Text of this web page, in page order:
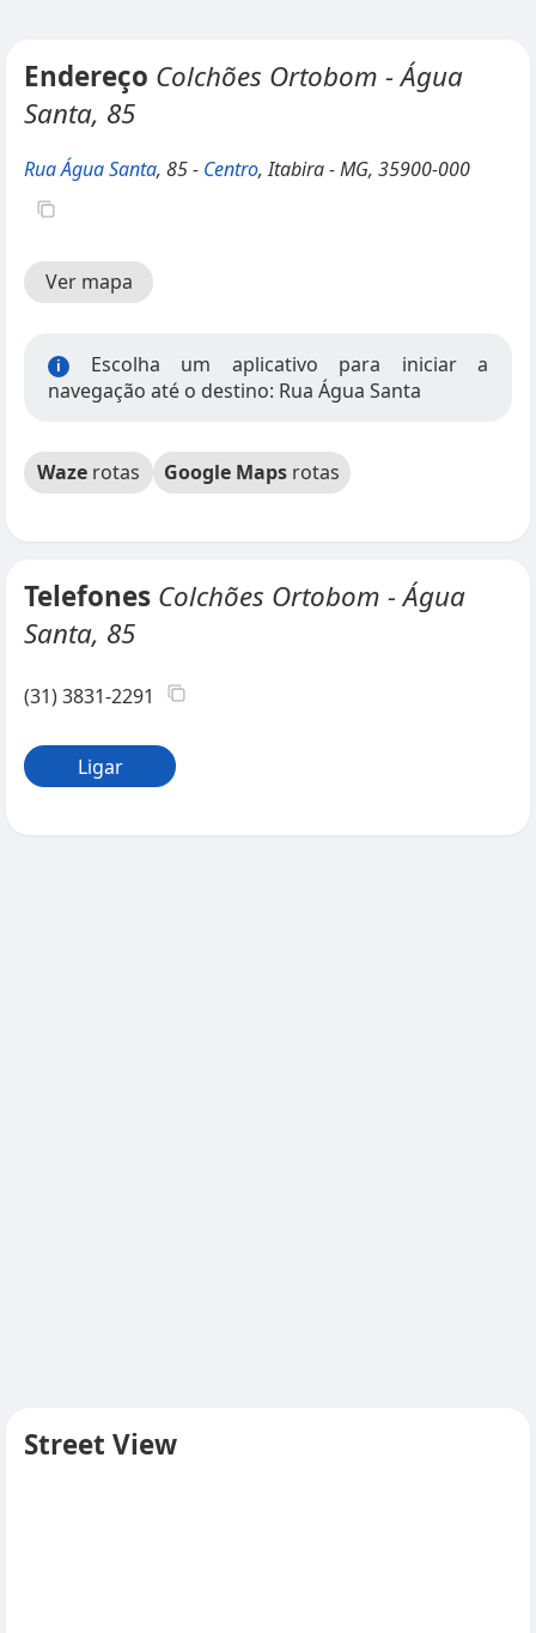
Endereço Colchões Ortobom - Água
Santa, 85
Rua Água Santa, 85 - Centro, Itabira - MG, 35900-000
Ver mapa
i
Escolha um aplicativo para iniciar a
navegação até o destino: Rua Água Santa
Waze rotas Google Maps rotas
Telefones Colchões Ortobom - Água
Santa, 85
(31) 3831-2291
Ligar
Street View